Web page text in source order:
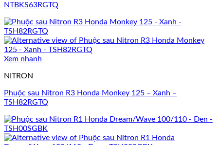
NTBKS63RGTQ
Xem nhanh
NITRON
Phuộc sau Nitron R3 Honda Monkey 125 – Xanh –
TSH82RGTQ